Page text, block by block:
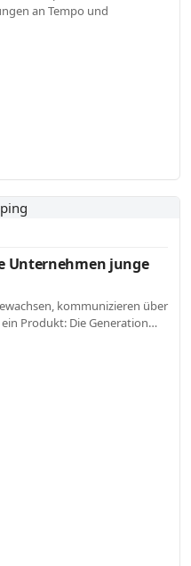
an Tempo und
Unternehmen junge
kommunizieren über
Produkt: Die Generation…